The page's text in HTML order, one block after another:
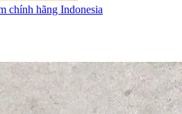
chính hãng Indonesia